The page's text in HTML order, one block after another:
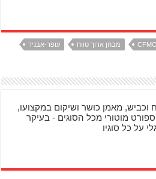
מבחן ארוך טווח עופר-אבניר
וכביש, מאמן כושר ושיקום במקצועו,
מוטורי מכל הסוגים - בעיקר
על כל סוגיו